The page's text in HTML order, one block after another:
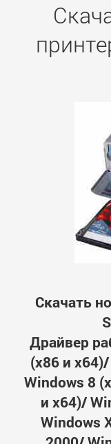
Скачать
Драйвер
(x86 и
Windows 8
и x64)/
Windows